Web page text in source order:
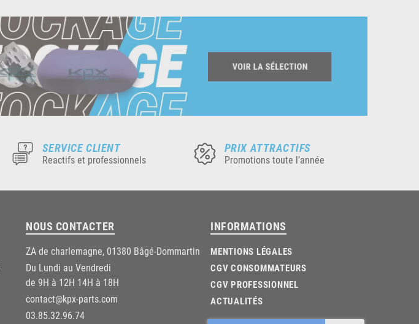
SERVICE CLIENT
Reactifs et professionnels
PRIX ATTRACTIFS
Promotions toute l’année
NOUS CONTACTER
ZA de charlemagne, 01380 Bâgé-Dommartin
Du Lundi au Vendredi
de 9H à 12H 14H à 18H
contact@kpx-parts.com
03.85.32.96.74
INFORMATIONS
MENTIONS LÉGALES
CGV CONSOMMATEURS
CGV PROFESSIONNEL
ACTUALITÉS